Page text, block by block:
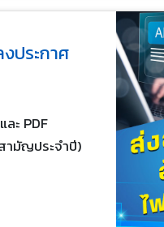
ประกาศ
ะ PDF
ามัญประจำปี)